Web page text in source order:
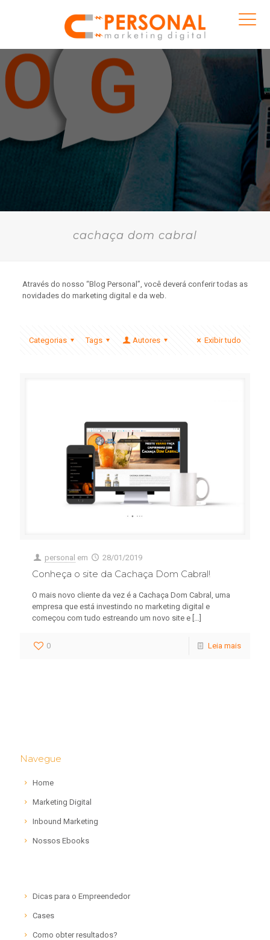
cachaça dom cabral
Através do nosso “Blog Personal”, você deverá conferir todas as
novidades do marketing digital e da web.
Categorias Tags Autores Exibir tudo
personal em 28/01/2019
Conheça o site da Cachaça Dom Cabral!
O mais novo cliente da vez é a Cachaça Dom Cabral, uma
empresa que está investindo no marketing digital e
começou com tudo estreando um novo site e […]
0 Leia mais
Navegue
Home
Marketing Digital
Inbound Marketing
Nossos Ebooks
Dicas para o Empreendedor
Cases
Como obter resultados?